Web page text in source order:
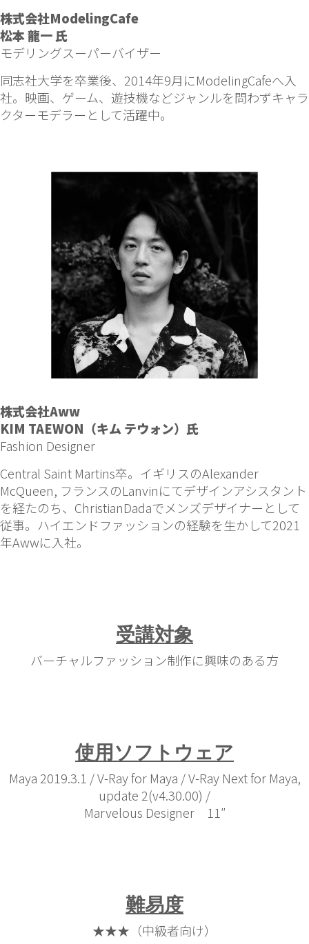
株式会社ModelingCafe
松本 龍一 氏
モデリングスーパーバイザー
同志社大学を卒業後、2014年9月にModelingCafeへ入
社。映画、ゲーム、遊技機などジャンルを問わずキャラ
クターモデラーとして活躍中。
株式会社Aww
KIM TAEWON（キム テウォン）氏
Fashion Designer
Central Saint Martins卒。イギリスのAlexander
McQueen, フランスのLanvinにてデザインアシスタント
を経たのち、ChristianDadaでメンズデザイナーとして
従事。ハイエンドファッションの経験を生かして2021
年Awwに入社。
受講対象
バーチャルファッション制作に興味のある方
使用ソフトウェア
Maya 2019.3.1 / V-Ray for Maya / V-Ray Next for Maya,
update 2(v4.30.00) /
Marvelous Designer 11″
難易度
★★★（中級者向け）